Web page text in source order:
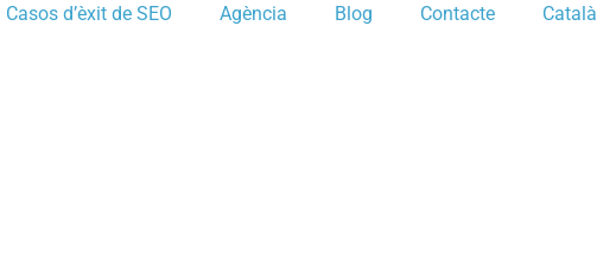
Casos d’èxit de SEO Agència Blog Contacte Català